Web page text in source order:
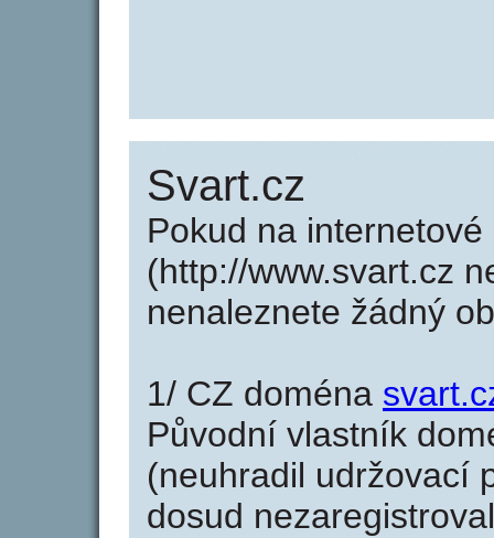
Svart.cz
Pokud na
(http://www.svart.cz
nenaleznete žádný
1/ CZ doména
Původní vlastník
(neuhradil udržovací
dosud